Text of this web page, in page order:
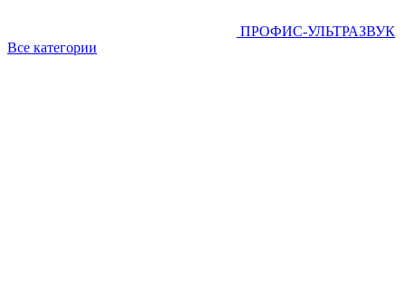
ПРОФИС-УЛЬТРАЗВУК
Все категории